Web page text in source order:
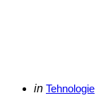
Categories
Posted
in Tehnologie